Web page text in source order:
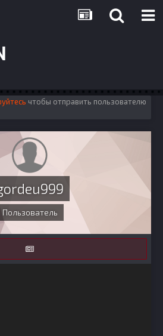
чтобы отправить пользователю
Пользователь